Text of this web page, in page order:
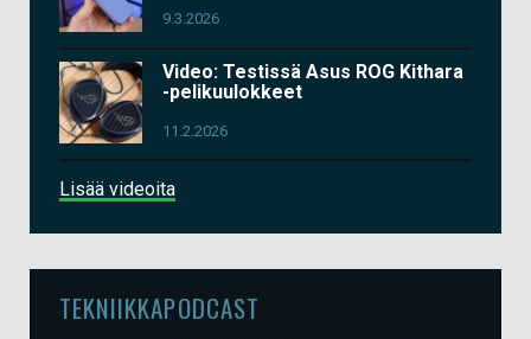
9.3.2026
Video: Testissä Asus ROG Kithara
-pelikuulokkeet
11.2.2026
Lisää videoita
TEKNIIKKAPODCAST